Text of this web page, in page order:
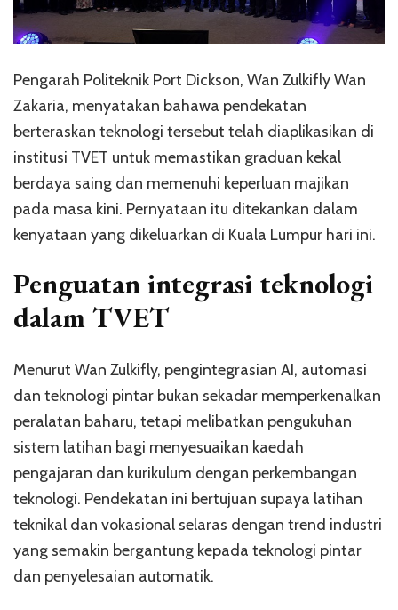
Pengarah Politeknik Port Dickson, Wan Zulkifly Wan
Zakaria, menyatakan bahawa pendekatan
berteraskan teknologi tersebut telah diaplikasikan di
institusi TVET untuk memastikan graduan kekal
berdaya saing dan memenuhi keperluan majikan
pada masa kini. Pernyataan itu ditekankan dalam
kenyataan yang dikeluarkan di Kuala Lumpur hari ini.
Penguatan integrasi teknologi
dalam TVET
Menurut Wan Zulkifly, pengintegrasian AI, automasi
dan teknologi pintar bukan sekadar memperkenalkan
peralatan baharu, tetapi melibatkan pengukuhan
sistem latihan bagi menyesuaikan kaedah
pengajaran dan kurikulum dengan perkembangan
teknologi. Pendekatan ini bertujuan supaya latihan
teknikal dan vokasional selaras dengan trend industri
yang semakin bergantung kepada teknologi pintar
dan penyelesaian automatik.